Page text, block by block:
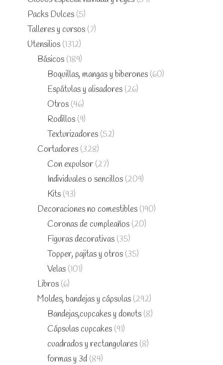
Packs Dulces (5)
Talleres y cursos (7)
Utensilios (1312)
Básicos (189)
Boquillas, mangas y biberones (60)
Espátulas y alisadores (26)
Otros (46)
Rodillos (9)
Texturizadores (52)
Cortadores (328)
Con expulsor (27)
Individuales o sencillos (209)
Kits (93)
Decoraciones no comestibles (190)
Coronas de cumpleaños (20)
Figuras decorativas (35)
Topper, pajitas y otros (35)
Velas (101)
Libros (6)
Moldes, bandejas y cápsulas (292)
Bandejas,cupcakes y donuts (8)
Cápsulas cupcakes (91)
cuadrados y rectangulares (8)
formas y 3d (84)